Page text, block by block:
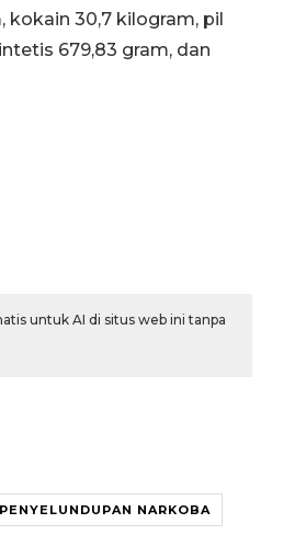
kokain 30,7 kilogram, pil
679,83 gram, dan
untuk AI di situs web ini tanpa
NARKOBA